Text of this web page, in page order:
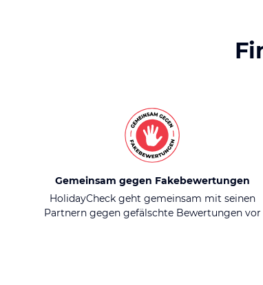
Gemeinsam gegen Fakebewertungen
HolidayCheck geht gemeinsam mit seinen
Partnern gegen gefälschte Bewertungen vor